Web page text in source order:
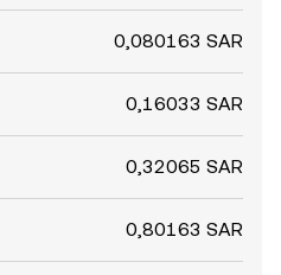
0,080163 SAR
0,16033 SAR
0,32065 SAR
0,80163 SAR